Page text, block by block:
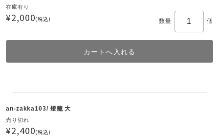
在庫有り
¥2,000(税込) 数量 個
an-zakka103/ 燈籠 大
売り切れ
¥2,400(税込)